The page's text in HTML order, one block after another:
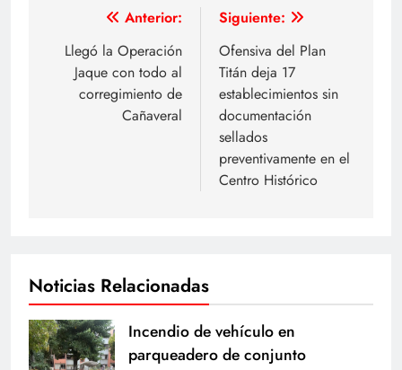
Navegación
de
entradas
Anterior:
Llegó la Operación
Jaque con todo al
corregimiento de
Cañaveral
Siguiente:
Ofensiva del Plan
Titán deja 17
establecimientos sin
documentación
sellados
preventivamente en el
Centro Histórico
Noticias Relacionadas
Incendio de vehículo en
parqueadero de conjunto